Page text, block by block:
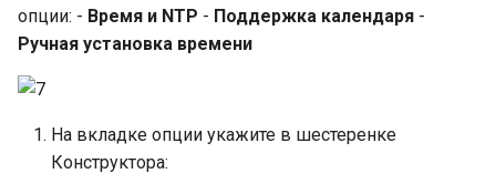
BMP280
опции: - Время и NTP - Поддержка календаря -
Ручная установка времени
На вкладке опции укажите в шестеренке
Конструктора: